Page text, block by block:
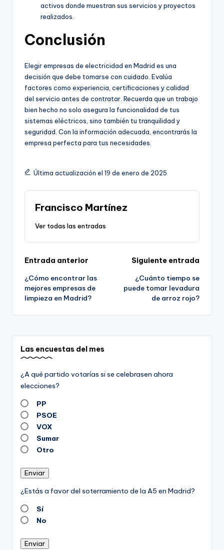
activos donde muestran sus servicios y proyectos
realizados.
Conclusión
Elegir empresas de electricidad en Madrid es una
decisión que debe tomarse con cuidado. Evalúa
factores como experiencia, certificaciones y calidad
del servicio antes de contratar. Recuerda que un trabajo
bien hecho no solo asegura la funcionalidad de tus
sistemas eléctricos, sino también tu tranquilidad y
seguridad. Con la información adecuada, encontrarás la
empresa perfecta para tus necesidades.
Última actualización el 19 de enero de 2025
Francisco Martínez
Ver todas las entradas
Navegación
de
entradas
Entrada anterior
¿Cómo encontrar las
mejores empresas de
limpieza en Madrid?
Siguiente entrada
¿Cuánto tiempo se
puede tomar levadura
de arroz rojo?
Las encuestas del mes
¿A qué partido votarías si se celebrasen ahora
elecciones?
PP
PSOE
VOX
Sumar
Otro
Enviar
¿Estás a favor del soterramiento de la A5 en Madrid?
Sí
No
Enviar